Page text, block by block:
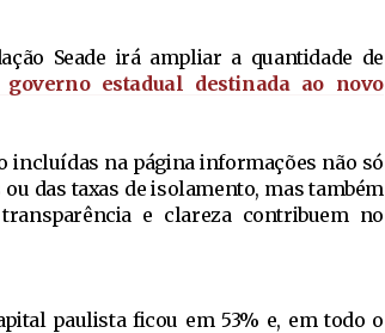
Seade irá ampliar a quantidade de
estadual destinada ao novo
incluídas na página informações não só
das taxas de isolamento, mas também
e clareza contribuem no
paulista ficou em 53% e, em todo o